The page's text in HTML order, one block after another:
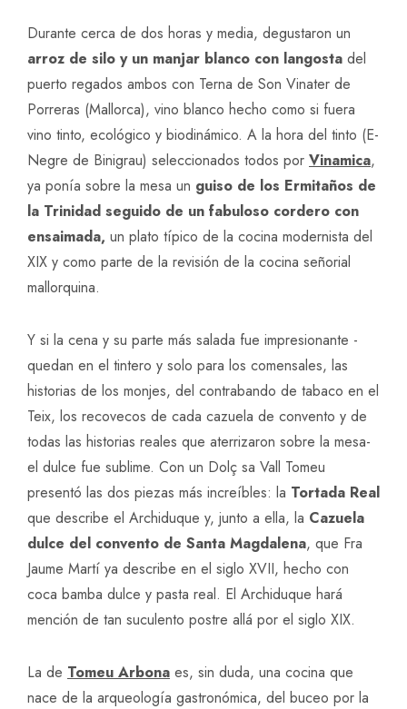
Durante cerca de dos horas y media, degustaron un
arroz de silo y un manjar blanco con langosta del
puerto regados ambos con Terna de Son Vinater de
Porreras (Mallorca), vino blanco hecho como si fuera
vino tinto, ecológico y biodinámico. A la hora del tinto (E-
Negre de Binigrau) seleccionados todos por Vinamica,
ya ponía sobre la mesa un guiso de los Ermitaños de
la Trinidad seguido de un fabuloso cordero con
ensaimada, un plato típico de la cocina modernista del
XIX y como parte de la revisión de la cocina señorial
mallorquina.
Y si la cena y su parte más salada fue impresionante -
quedan en el tintero y solo para los comensales, las
historias de los monjes, del contrabando de tabaco en el
Teix, los recovecos de cada cazuela de convento y de
todas las historias reales que aterrizaron sobre la mesa-
el dulce fue sublime. Con un Dolç sa Vall Tomeu
presentó las dos piezas más increíbles: la Tortada Real
que describe el Archiduque y, junto a ella, la Cazuela
dulce del convento de Santa Magdalena, que Fra
Jaume Martí ya describe en el siglo XVII, hecho con
coca bamba dulce y pasta real. El Archiduque hará
mención de tan suculento postre allá por el siglo XIX.
La de Tomeu Arbona es, sin duda, una cocina que
nace de la arqueología gastronómica, del buceo por la